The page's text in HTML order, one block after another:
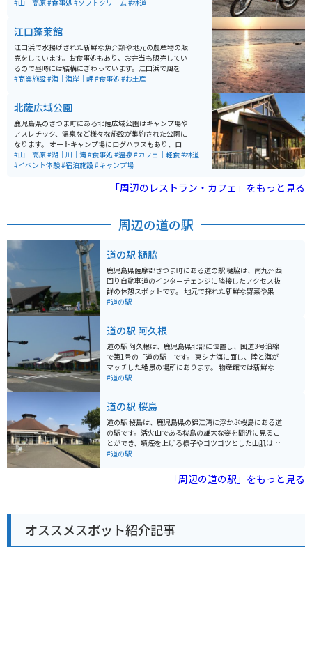
心者でも楽しめるコースからガレガレなハードエンデュ
楽しめるのも魅力です。
#山｜高原#食事処 #ソフトクリーム#林道
江口蓬莱館
江口浜で水揚げされた新鮮な魚介類や地元の農産物の販
売をしています。お食事処もあり、お弁当も販売してい
るので昼時には結構にぎわっています。江口浜で風を感
じながら休憩するのにぴったりなので、ライダーも多く
#商業施設#海｜海岸｜岬#食事処 #お土産
北薩広域公園
鹿児島県のさつま町にある北薩広域公園はキャンプ場や
アスレチック、温泉など様々な施設が集約された公園に
なります。 オートキャンプ場にログハウスもあり、ログ
ハウス内のお風呂のお湯も天然の温泉がでます。 様々な
イベントも開催されており、様々な人に利用しやすい施
#山｜高原#湖｜川｜滝#食事処 #温泉#カフェ｜軽食#林道
#イベント体験#宿泊施設#キャンプ場
「周辺のレストラン・カフェ」をもっと見る
周辺の道の駅
道の駅 樋脇
鹿児島県薩摩郡さつま町にある道の駅 樋脇は、南九州西
回り自動車道のインターチェンジに隣接したアクセス抜
群の休憩スポットです。 地元で採れた新鮮な野菜や果物
が並ぶ農産物直売所は、旅の思い出に地元の味覚を味わ
使った料理など、地元グルメを堪能できます。 バイクで
訪れる際は、広々とした駐車場があるので安心です。ツ
ーリングの休憩地点として利用するのも良いでしょう。
周辺には、西郷隆盛ゆかりの史跡や、美しい自然を楽し
めるスポットなど、観光スポットも充実しています。 道
#道の駅
道の駅 阿久根
道の駅 阿久根は、鹿児島県北部に位置し、国道3号沿線
で第1号の「道の駅」です。 東シナ海に面し、陸と海が
マッチした絶景の場所にあります。 物産館では新鮮な鮮
魚、野菜、農水産加工の特産品の展示即売、 レストラン
#道の駅
道の駅 桜島
道の駅 桜島は、鹿児島県の錦江湾に浮かぶ桜島にある道
の駅です。活火山である桜島の雄大な姿を間近に見るこ
とができ、噴煙を上げる様子やゴツゴツとした山肌は迫
力満点です。 道の駅には、レストランや特産品販売所が
ソフトクリームなど、地元の食材を活かしたグルメを楽
しむことができます。また、錦江湾や桜島を一望できる
おすすめです。変化に富んだ景色を楽しみながら、爽快
なツーリングを楽しむことができます。溶岩地帯など、
火山ならではの特徴的な風景も楽しめます。 【おすすめ
#道の駅
「周辺の道の駅」をもっと見る
オススメスポット紹介記事